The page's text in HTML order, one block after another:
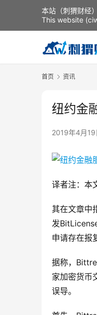
首页 资讯
纽约金
2019年4月
译者注：本
其在文章中
发
申请存在报
据称，
家加密货币
误导。
本站（刺猬财经
This website